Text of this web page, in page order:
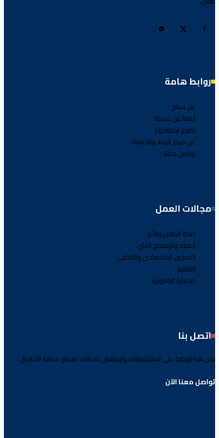
روابط هامة
عن سياج
أبلغنا عن جريمة
تطوع لحمايتهم
عن مركز الرصد والحماية
تواصل معنا
مجالات العمل
صحة الطفل والأم
المياه والإصحاح البيئي
التمكين الاقتصادي والثقافي
التعليم
الحماية القانونية
اتصل بنا
نحن هنا للإجابة على استفساراتك واستقبال بلاغاتك لضمان حماية الأطفال.
تواصل معنا الآن